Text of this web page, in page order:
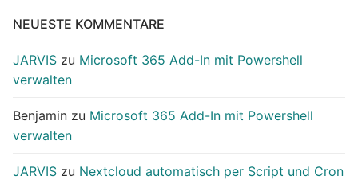
NEUESTE KOMMENTARE
JARVIS zu Microsoft 365 Add-In mit Powershell
verwalten
Benjamin zu Microsoft 365 Add-In mit Powershell
verwalten
JARVIS zu Nextcloud automatisch per Script und Cron